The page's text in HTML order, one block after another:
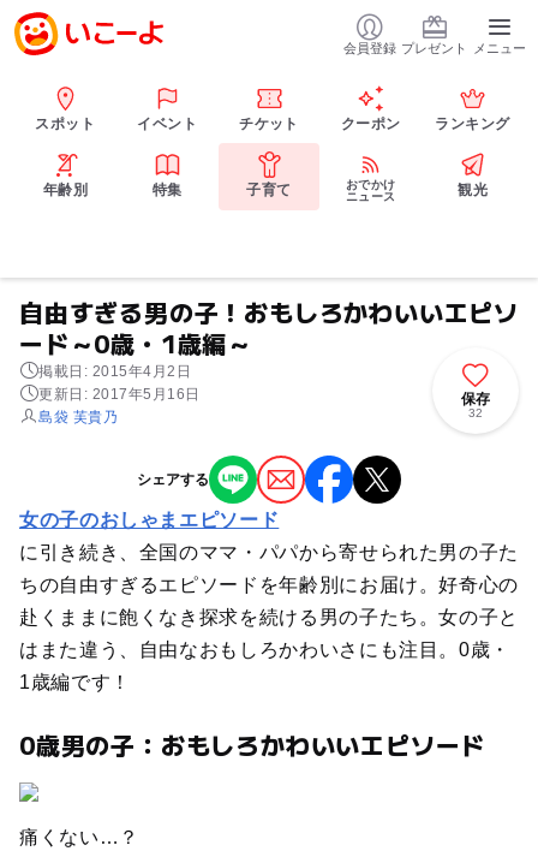
会員登録 プレゼント メニュー
スポット イベント チケット クーポン ランキング
年齢別 特集 子育て
おでかけ
ニュース
観光
自由すぎる男の子！おもしろかわいいエピソ
ード～0歳・1歳編～
掲載日: 2015年4月2日
更新日: 2017年5月16日
島袋 芙貴乃
保存
32
シェアする
女の子のおしゃまエピソード
に引き続き、全国のママ・パパから寄せられた男の子た
ちの自由すぎるエピソードを年齢別にお届け。好奇心の
赴くままに飽くなき探求を続ける男の子たち。女の子と
はまた違う、自由なおもしろかわいさにも注目。0歳・
1歳編です！
0歳男の子：おもしろかわいいエピソード
痛くない…？